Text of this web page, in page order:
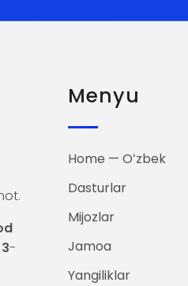
3-
Menyu
Home — Oʻzbek
Dasturlar
Mijozlar
Jamoa
Yangiliklar